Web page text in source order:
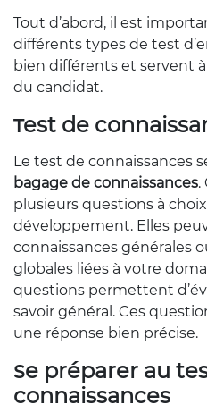
Tout d’abord, il est
différents types de test
bien différents et servent
du candidat.
Test de
Le test de connaissances
bagage de connaissances.
plusieurs questions à
développement. Elles
connaissances générales
globales liées à votre
questions permettent
savoir général. Ces
une réponse bien précise.
Se préparer au
connaissances